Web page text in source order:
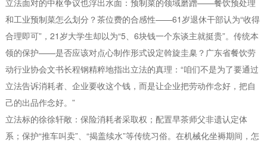
和工业预制菜怎么划分？茶位费的合感性——61岁退休干部认为“收得
合理即可”，21岁大学生却以为“5、6块钱一个东谈主就挺贵”。传统本
领的保护——是否应该对点心制作形式设定斡旋圭臬？广东省餐饮劳
动行业协会文书长程钢精粹地指出立法的真理：“咱们不是为了要通过
立法告诉消耗者、企业要收这个钱，而是让企业把劳动作念好，把自
己的出品作念好。”
立法标的徐徐轩敞：保险消耗者采取权；配置早茶师父非遗认定体
系；保护“推车叫卖”、“揭盖续水”等传统习俗。在机械化坐褥期间，怎